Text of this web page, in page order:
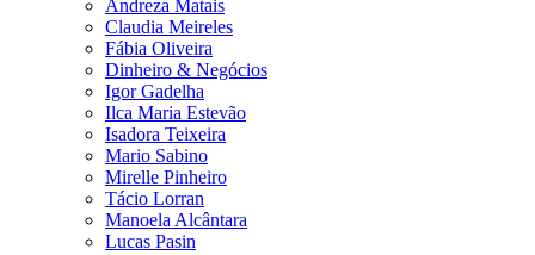
Andreza Matais
Claudia Meireles
Fábia Oliveira
Dinheiro & Negócios
Igor Gadelha
Ilca Maria Estevão
Isadora Teixeira
Mario Sabino
Mirelle Pinheiro
Tácio Lorran
Manoela Alcântara
Lucas Pasin